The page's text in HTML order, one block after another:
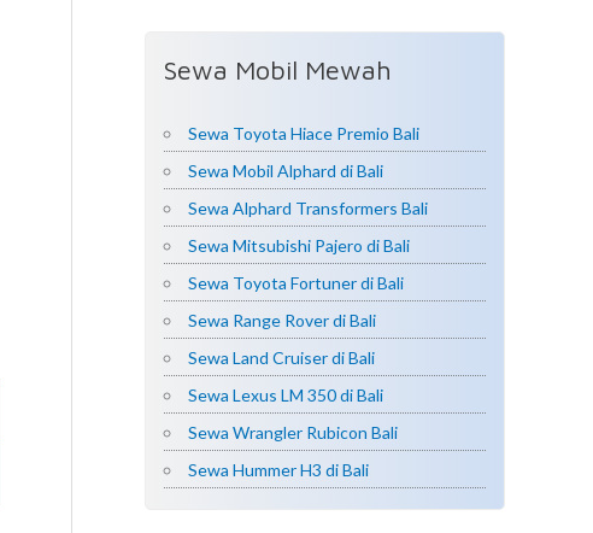
Sewa Mobil Mewah
Sewa Toyota Hiace Premio Bali
Sewa Mobil Alphard di Bali
Sewa Alphard Transformers Bali
Sewa Mitsubishi Pajero di Bali
Sewa Toyota Fortuner di Bali
Sewa Range Rover di Bali
Sewa Land Cruiser di Bali
Sewa Lexus LM 350 di Bali
Sewa Wrangler Rubicon Bali
Sewa Hummer H3 di Bali